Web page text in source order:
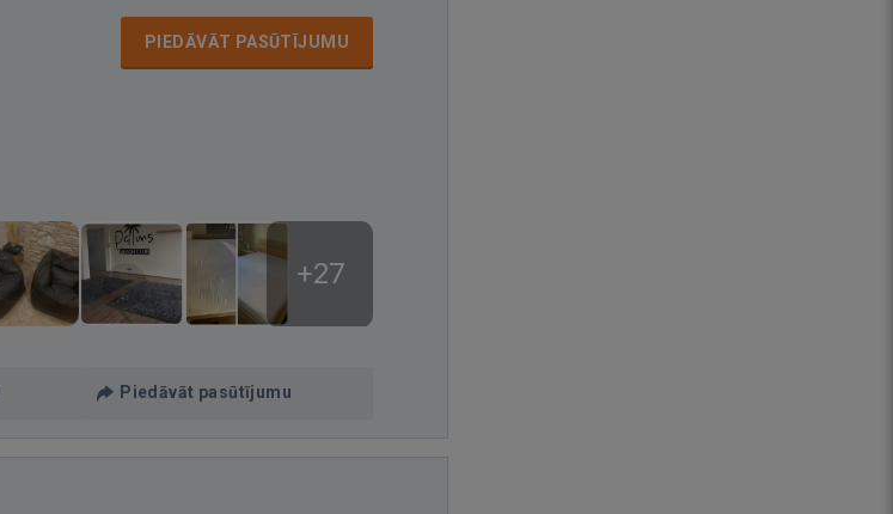
PIEDĀVĀT PASŪTĪJUMU
+27
Piedāvāt pasūtījumu